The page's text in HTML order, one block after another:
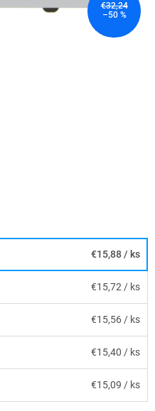
€32,24
–50 %
€15,88/ ks
€15,72/ ks
€15,56/ ks
€15,40 / ks
€15,09 / ks